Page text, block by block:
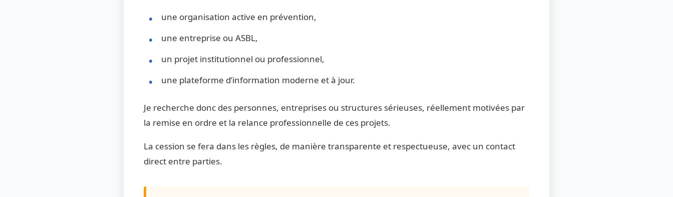
une organisation active en prévention,
une entreprise ou ASBL,
un projet institutionnel ou professionnel,
une plateforme d’information moderne et à jour.
Je recherche donc des personnes, entreprises ou structures sérieuses, réellement motivées par
la remise en ordre et la relance professionnelle de ces projets.
La cession se fera dans les règles, de manière transparente et respectueuse, avec un contact
direct entre parties.